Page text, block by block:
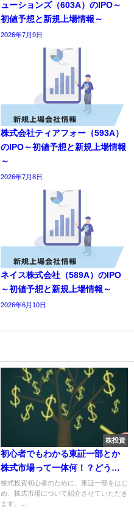
ューションズ（603A）のIPO～
初値予想と新規上場情報～
2026年7月9日
株式会社ティアフォー（593A）
のIPO～初値予想と新規上場情報
～
2026年7月8日
ネイス株式会社（589A）のIPO
～初値予想と新規上場情報～
2026年6月10日
株投資
初心者でもわかる東証一部とか
株式市場って一体何！？どう違
うの？
株式投資初心者のために、東証一部をはじ
め、株式市場について紹介させていただき
ます。...